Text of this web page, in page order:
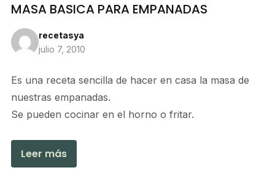
MASA BASICA PARA EMPANADAS
recetasya
julio 7, 2010
Es una receta sencilla de hacer en casa la masa de
nuestras empanadas.
Se pueden cocinar en el horno o fritar.
Leer más